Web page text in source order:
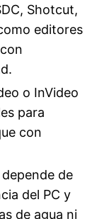
Shotcut,
editores
o InVideo
para
con
de
del PC y
de agua ni